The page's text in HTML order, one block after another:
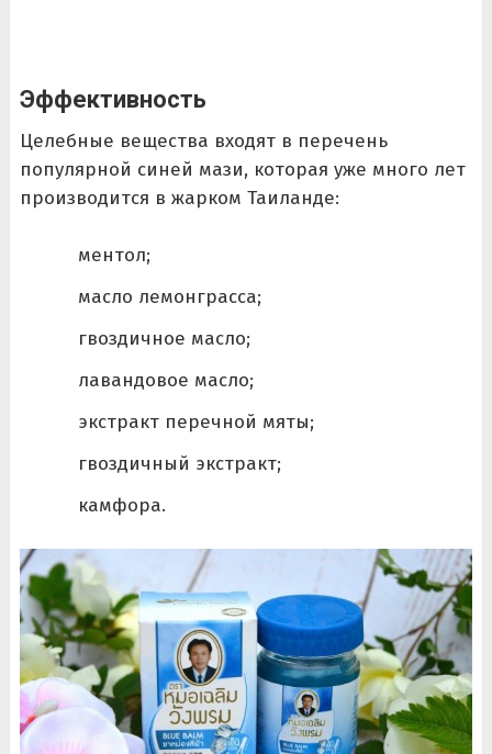
Эффективность
Целебные вещества входят в перечень
популярной синей мази, которая уже много лет
производится в жарком Таиланде:
ментол;
масло лемонграсса;
гвоздичное масло;
лавандовое масло;
экстракт перечной мяты;
гвоздичный экстракт;
камфора.